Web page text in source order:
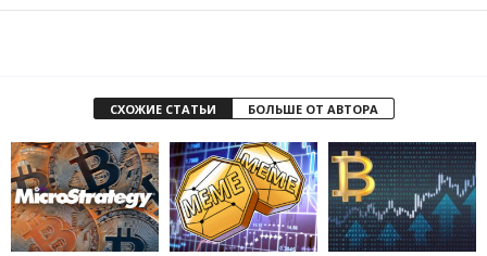
СХОЖИЕ СТАТЬИ БОЛЬШЕ ОТ АВТОРА